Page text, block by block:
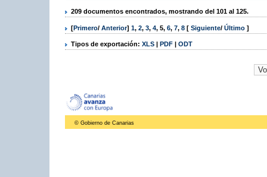
209 documentos encontrados, mostrando del 101 al 125.
[Primero/ Anterior] 1, 2, 3, 4, 5, 6, 7, 8 [ Siguiente/ Último ]
Tipos de exportación: XLS | PDF | ODT
© Gobierno de Canarias